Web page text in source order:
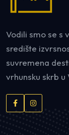
Vodili smo se s
središte
suvremena
vrhunsku skrb u